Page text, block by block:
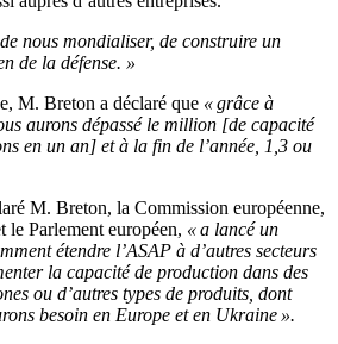
nous mondialiser, de construire un
de la défense. »
M. Breton a déclaré que « grâce à
aurons dépassé le million [de capacité
en un an] et à la fin de l’année, 1,3 ou
M. Breton, la Commission européenne,
le Parlement européen, « a lancé un
étendre l’ASAP à d’autres secteurs
la capacité de production dans des
ou d’autres types de produits, dont
besoin en Europe et en Ukraine ».